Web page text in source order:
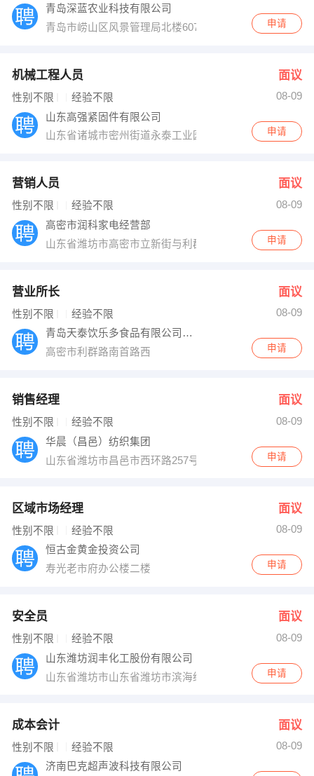
青岛深蓝农业科技有限公司
青岛市崂山区风景管理局北楼607室
申请
机械工程人员 面议
性别不限 经验不限
08-09
山东高强紧固件有限公司
山东省诸城市密州街道永泰工业园
申请
营销人员 面议
性别不限 经验不限
08-09
高密市润科家电经营部
山东省潍坊市高密市立新街与利群路交叉口海尔专卖店
申请
营业所长 面议
性别不限 经验不限
08-09
青岛天泰饮乐多食品有限公司高密营业所
高密市利群路南首路西
申请
销售经理 面议
性别不限 经验不限
08-09
华晨（昌邑）纺织集团
山东省潍坊市昌邑市西环路257号华晨（昌邑）纺织集团
申请
区域市场经理 面议
性别不限 经验不限
08-09
恒古金黄金投资公司
寿光老市府办公楼二楼
申请
安全员 面议
性别不限 经验不限
08-09
山东潍坊润丰化工股份有限公司
山东省潍坊市山东省潍坊市滨海经济开发区
申请
成本会计 面议
性别不限 经验不限
08-09
济南巴克超声波科技有限公司